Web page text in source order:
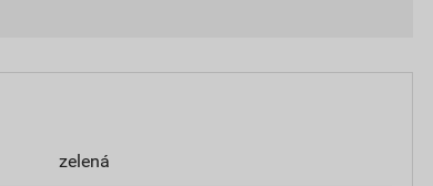
zelená